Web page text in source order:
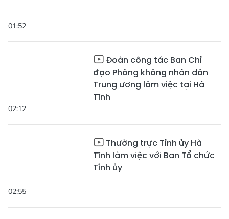
01:52
02:12
Đoàn công tác Ban Chỉ
đạo Phòng không nhân dân
Trung ương làm việc tại Hà
Tĩnh
02:55
Thường trực Tỉnh ủy Hà
Tĩnh làm việc với Ban Tổ chức
Tỉnh ủy